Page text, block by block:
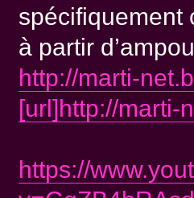
spécifiquement
à partir
http://marti-
[url]http://marti-
https://